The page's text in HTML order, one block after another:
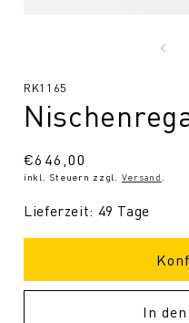
SKU:
RK1165
Normaler
Preis
€646,00
inkl. Steuern zzgl. Versand
Lieferzeit: 49 Tage
In